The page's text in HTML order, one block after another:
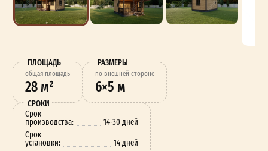
ПЛОЩАДЬ
oбщая площадь
28 м²
РАЗМЕРЫ
по внешней стороне
6×5 м
СРОКИ
Срок
производства:
14-30 дней
Срок
установки: 14 дней